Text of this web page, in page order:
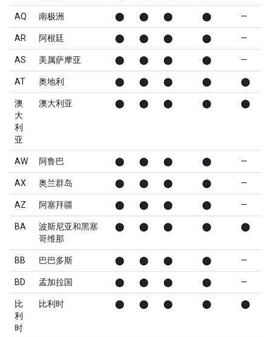
AQ 南极洲 ⬤ ⬤ ⬤ ⬤ —
AR 阿根廷 ⬤ ⬤ ⬤ ⬤ —
AS 美属萨摩亚 ⬤ ⬤ ⬤ ⬤ —
AT 奥地利 ⬤ ⬤ ⬤ ⬤ ⬤
澳
大
利
亚
澳大利亚 ⬤ ⬤ ⬤ ⬤ ⬤
AW 阿鲁巴 ⬤ ⬤ ⬤ ⬤ —
AX 奥兰群岛 ⬤ ⬤ ⬤ ⬤ —
AZ 阿塞拜疆 ⬤ ⬤ ⬤ ⬤ —
BA
波斯尼亚和黑塞
哥维那
⬤ ⬤ ⬤ ⬤ ⬤
BB 巴巴多斯 ⬤ ⬤ ⬤ ⬤ —
BD 孟加拉国 ⬤ ⬤ ⬤ ⬤ —
比
利
时
比利时 ⬤ ⬤ ⬤ ⬤ ⬤